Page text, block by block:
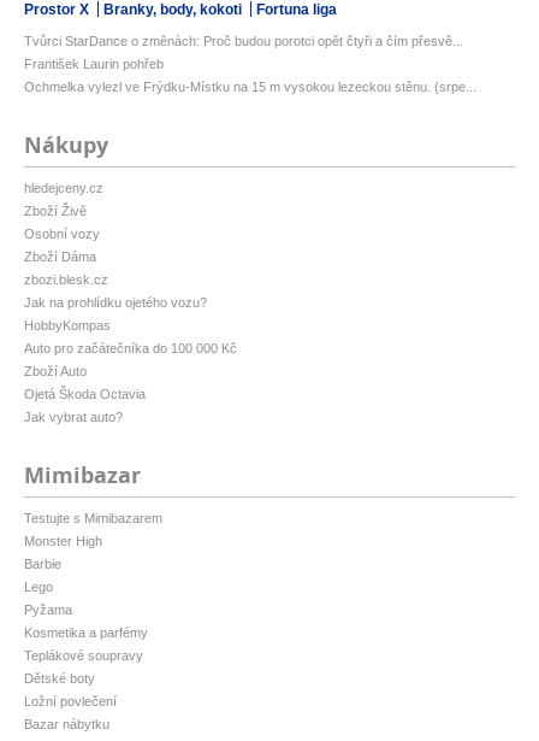
Prostor X Branky, body, kokoti Fortuna liga
Tvůrci StarDance o změnách: Proč budou porotci opět čtyři a čím přesvě...
František Laurin pohřeb
Ochmelka vylezl ve Frýdku-Místku na 15 m vysokou lezeckou stěnu. (srpe...
Nákupy
hledejceny.cz
Zboží Živě
Osobní vozy
Zboží Dáma
zbozi.blesk.cz
Jak na prohlídku ojetého vozu?
HobbyKompas
Auto pro začátečníka do 100 000 Kč
Zboží Auto
Ojetá Škoda Octavia
Jak vybrat auto?
Mimibazar
Testujte s Mimibazarem
Monster High
Barbie
Lego
Pyžama
Kosmetika a parfémy
Teplákové soupravy
Dětské boty
Ložní povlečení
Bazar nábytku